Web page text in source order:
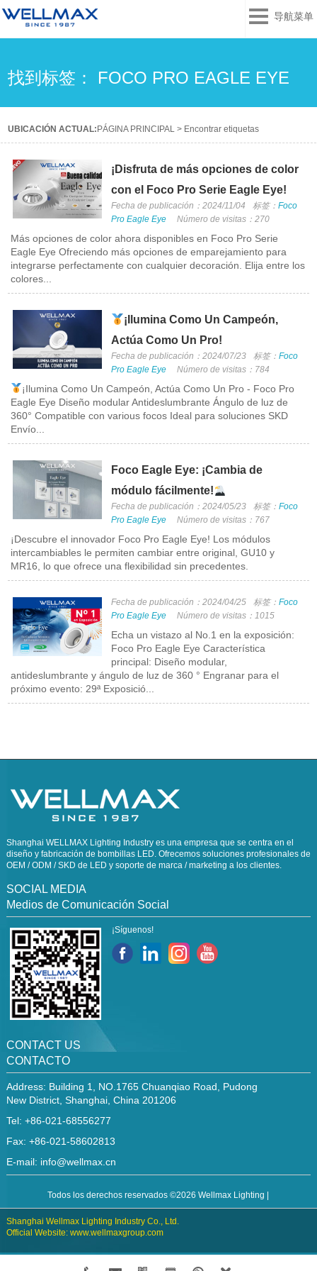
导航菜单
找到标签： FOCO PRO EAGLE EYE
UBICACIÓN ACTUAL: PÁGINA PRINCIPAL > Encontrar etiquetas
¡Disfruta de más opciones de color
con el Foco Pro Serie Eagle Eye!
Fecha de publicación：2024/11/04 标签： Foco
Pro Eagle Eye
Número de visitas：270
Más opciones de color ahora disponibles en Foco Pro Serie
Eagle Eye Ofreciendo más opciones de emparejamiento para
integrarse perfectamente con cualquier decoración. Elija entre los
colores...
¡Ilumina Como Un Campeón,
Actúa Como Un Pro!
Fecha de publicación：2024/07/23 标签： Foco
Pro Eagle Eye
Número de visitas：784
¡Ilumina Como Un Campeón, Actúa Como Un Pro - Foco Pro
Eagle Eye Diseño modular Antideslumbrante Ángulo de luz de
360° Compatible con various focos Ideal para soluciones SKD
Envío...
Foco Eagle Eye: ¡Cambia de
módulo fácilmente!
Fecha de publicación：2024/05/23 标签： Foco
Pro Eagle Eye
Número de visitas：767
¡Descubre el innovador Foco Pro Eagle Eye! Los módulos
intercambiables le permiten cambiar entre original, GU10 y
MR16, lo que ofrece una flexibilidad sin precedentes.
Fecha de publicación：2024/04/25 标签： Foco
Pro Eagle Eye
Número de visitas：1015
Echa un vistazo al No.1 en la exposición:
Foco Pro Eagle Eye Característica
principal: Diseño modular,
antideslumbrante y ángulo de luz de 360 ° Engranar para el
próximo evento: 29ª Exposició...
Shanghai WELLMAX Lighting Industry es una empresa que se centra en el
diseño y fabricación de bombillas LED. Ofrecemos soluciones profesionales de
OEM / ODM / SKD de LED y soporte de marca / marketing a los clientes.
SOCIAL MEDIA
Medios de Comunicación Social
¡Síguenos!
CONTACT US
CONTACTO
Address: Building 1, NO.1765 Chuanqiao Road, Pudong
New District, Shanghai, China 201206
Tel: +86-021-68556277
Fax: +86-021-58602813
E-mail: info@wellmax.cn
Todos los derechos reservados ©2026 Wellmax Lighting |
Shanghai Wellmax Lighting Industry Co., Ltd.
Official Website: www.wellmaxgroup.com